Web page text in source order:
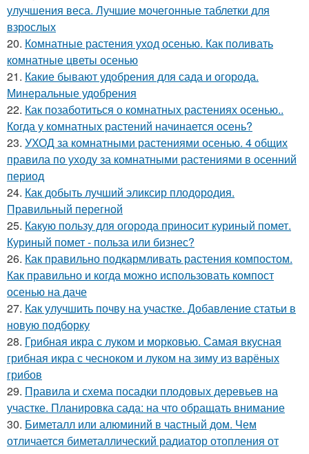
улучшения веса. Лучшие мочегонные таблетки для
взрослых
20. Комнатные растения уход осенью. Как поливать
комнатные цветы осенью
21. Какие бывают удобрения для сада и огорода.
Минеральные удобрения
22. Как позаботиться о комнатных растениях осенью..
Когда у комнатных растений начинается осень?
23. УХОД за комнатными растениями осенью. 4 общих
правила по уходу за комнатными растениями в осенний
период
24. Как добыть лучший эликсир плодородия.
Правильный перегной
25. Какую пользу для огорода приносит куриный помет.
Куриный помет - польза или бизнес?
26. Как правильно подкармливать растения компостом.
Как правильно и когда можно использовать компост
осенью на даче
27. Как улучшить почву на участке. Добавление статьи в
новую подборку
28. Грибная икра с луком и морковью. Самая вкусная
грибная икра с чесноком и луком на зиму из варёных
грибов
29. Правила и схема посадки плодовых деревьев на
участке. Планировка сада: на что обращать внимание
30. Биметалл или алюминий в частный дом. Чем
отличается биметаллический радиатор отопления от